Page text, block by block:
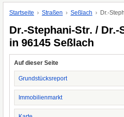
Startseite Straßen Seßlach Dr.-
Dr.-Stephani-Str. /
in 96145 Seßlach
Auf dieser Seite
Grundstücksreport
Immobilienmarkt